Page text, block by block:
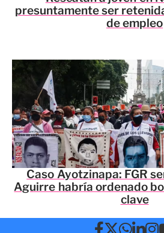
presuntamente ser
de empleo
Caso Ayotzinapa: FGR
Aguirre habría ordenado
clave